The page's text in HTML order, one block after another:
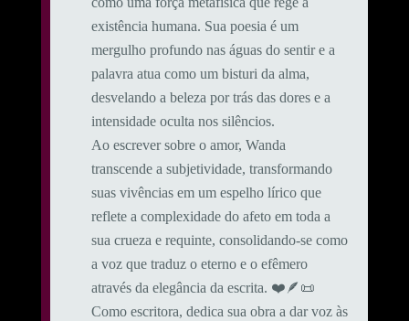
existência humana. Sua poesia é um
mergulho profundo nas águas do sentir e a
palavra atua como um bisturi da alma,
desvelando a beleza por trás das dores e a
intensidade oculta nos silêncios.
Ao escrever sobre o amor, Wanda
transcende a subjetividade, transformando
suas vivências em um espelho lírico que
reflete a complexidade do afeto em toda a
sua crueza e requinte, consolidando-se como
a voz que traduz o eterno e o efêmero
através da elegância da escrita. ❤️🪶📜
Como escritora, dedica sua obra a dar voz às